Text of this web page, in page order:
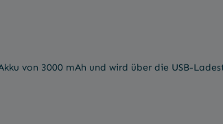
von 3000 mAh und wird über die USB-